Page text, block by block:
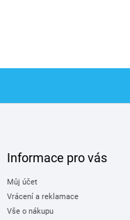
Informace pro vás
Můj účet
Vrácení a reklamace
Vše o nákupu